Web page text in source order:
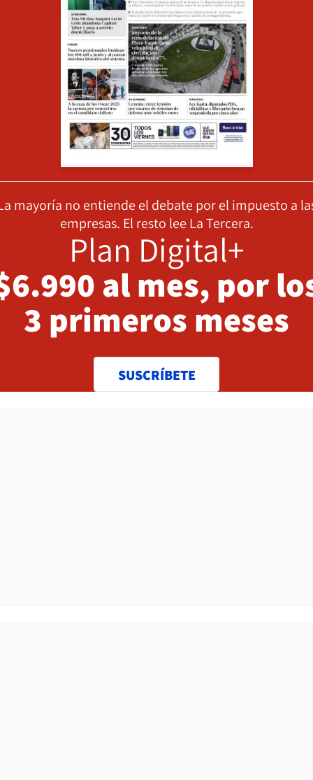
mayoría no entiende el debate por el impuesto a
empresas. El resto lee La Tercera.
Plan Digital+
al mes, por
3 primeros meses
SUSCRÍBETE